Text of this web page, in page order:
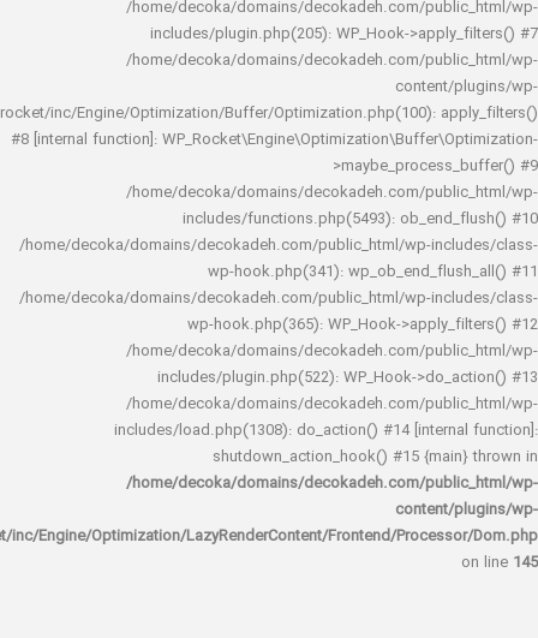
/home/decoka/domains/decokadeh.com/
includes/plugin.php(205): WP_Hook-
/home/decoka/domains/decokadeh.com/
rocket/inc/Engine/Optimization/Buffer/Optimization.php(100):
#8 [internal function]:
/home/decoka/domains/decokadeh.com/
includes/functions.php(5493):
/home/decoka/domains/decokadeh.com/public_html/wp-
wp-hook.php(341):
/home/decoka/domains/decokadeh.com/public_html/wp-
wp-hook.php(365): WP_Hook-
/home/decoka/domains/decokadeh.com/
includes/plugin.php(522): WP_Hook-
/home/decoka/domains/decokadeh.com/
includes/load.php(1308): do_action() #14
shutdown_action_hook() #15
/home/decoka/domains/decokadeh.com/
rocket/inc/Engine/Optimization/LazyRenderContent/Frontend/